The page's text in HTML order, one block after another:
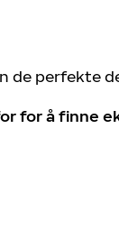
de perfekte
for å finne